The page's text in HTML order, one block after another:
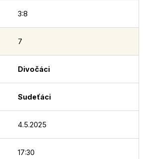
3:8
7
Divočáci
Sudeťáci
4.5.2025
17:30